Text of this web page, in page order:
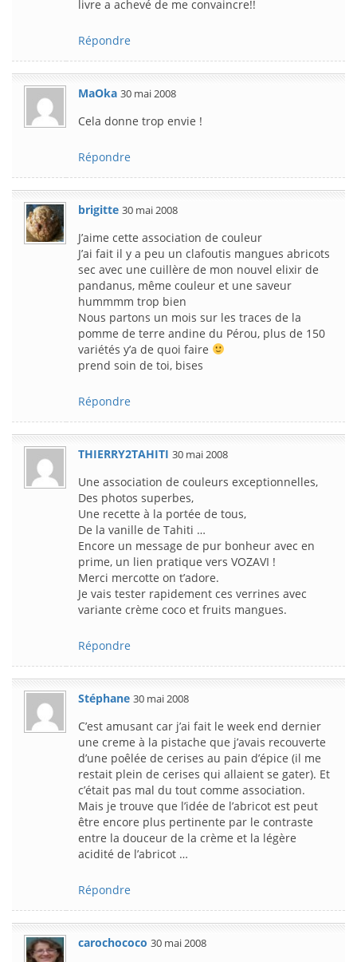
livre a achevé de me convaincre!!
Répondre
MaOka 30 mai 2008
Cela donne trop envie !
Répondre
brigitte 30 mai 2008
J’aime cette association de couleur
J’ai fait il y a peu un clafoutis mangues abricots
sec avec une cuillère de mon nouvel elixir de
pandanus, même couleur et une saveur
hummmm trop bien
Nous partons un mois sur les traces de la
pomme de terre andine du Pérou, plus de 150
variétés y’a de quoi faire
prend soin de toi, bises
Répondre
THIERRY2TAHITI 30 mai 2008
Une association de couleurs exceptionnelles,
Des photos superbes,
Une recette à la portée de tous,
De la vanille de Tahiti …
Encore un message de pur bonheur avec en
prime, un lien pratique vers VOZAVI !
Merci mercotte on t’adore.
Je vais tester rapidement ces verrines avec
variante crème coco et fruits mangues.
Répondre
Stéphane 30 mai 2008
C’est amusant car j’ai fait le week end dernier
une creme à la pistache que j’avais recouverte
d’une poêlée de cerises au pain d’épice (il me
restait plein de cerises qui allaient se gater). Et
c’était pas mal du tout comme association.
Mais je trouve que l’idée de l’abricot est peut
être encore plus pertinente par le contraste
entre la douceur de la crème et la légère
acidité de l’abricot …
Répondre
carochococo 30 mai 2008